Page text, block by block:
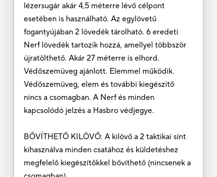
lézersugár akár 4,5 méterre lévő célpont
esetében is használható. Az egylövetű
fogantyújában 2 lövedék tárolható. 6 eredeti
Nerf lövedék tartozik hozzá, amellyel többször
újratölthető. Akár 27 méterre is elhord.
Védőszemüveg ajánlott. Elemmel működik.
Védőszemüveg, elem és további kiegészítő
nincs a csomagban. A Nerf és minden
kapcsolódó jelzés a Hasbro védjegye.
BŐVÍTHETŐ KILÖVŐ: A kilövő a 2 taktikai sínt
kihasználva minden csatához és küldetéshez
megfelelő kiegészítőkkel bővíthető (nincsenek a